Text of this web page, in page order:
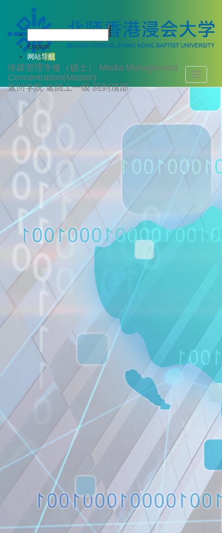
传媒管理专修（硕士）
Media Management
Concentration(Master)
返回学院 返回上一级 回到顶部
English
网站导航
Toggle